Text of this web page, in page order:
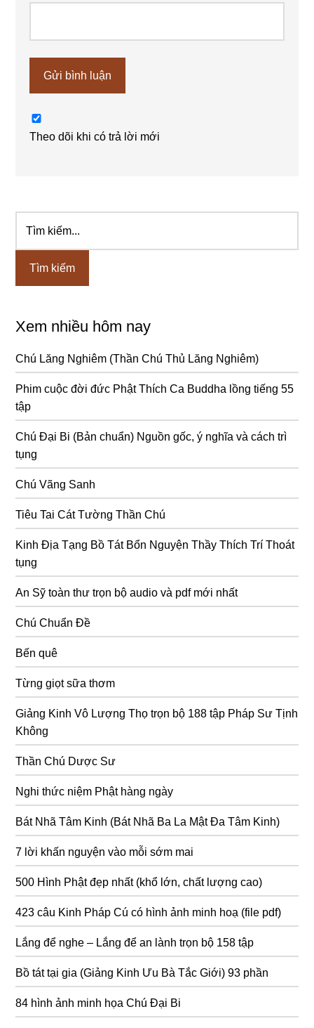
Theo dõi khi có trả lời mới
Sidebar
chính
kiếm...
Xem nhiều hôm nay
Chú Lăng Nghiêm (Thần Chú Thủ Lăng Nghiêm)
Phim cuộc đời đức Phật Thích Ca Buddha lồng tiếng 55
tập
Chú Đại Bi (Bản chuẩn) Nguồn gốc, ý nghĩa và cách trì
tụng
Chú Vãng Sanh
Tiêu Tai Cát Tường Thần Chú
Kinh Địa Tạng Bồ Tát Bổn Nguyện Thầy Thích Trí Thoát
tụng
An Sỹ toàn thư trọn bộ audio và pdf mới nhất
Chú Chuẩn Đề
Bến quê
Từng giọt sữa thơm
Giảng Kinh Vô Lượng Thọ trọn bộ 188 tập Pháp Sư Tịnh
Không
Thần Chú Dược Sư
Nghi thức niệm Phật hàng ngày
Bát Nhã Tâm Kinh (Bát Nhã Ba La Mật Đa Tâm Kinh)
7 lời khấn nguyện vào mỗi sớm mai
500 Hình Phật đẹp nhất (khổ lớn, chất lượng cao)
423 câu Kinh Pháp Cú có hình ảnh minh hoạ (file pdf)
Lắng để nghe – Lắng để an lành trọn bộ 158 tập
Bồ tát tại gia (Giảng Kinh Ưu Bà Tắc Giới) 93 phần
84 hình ảnh minh họa Chú Đại Bi